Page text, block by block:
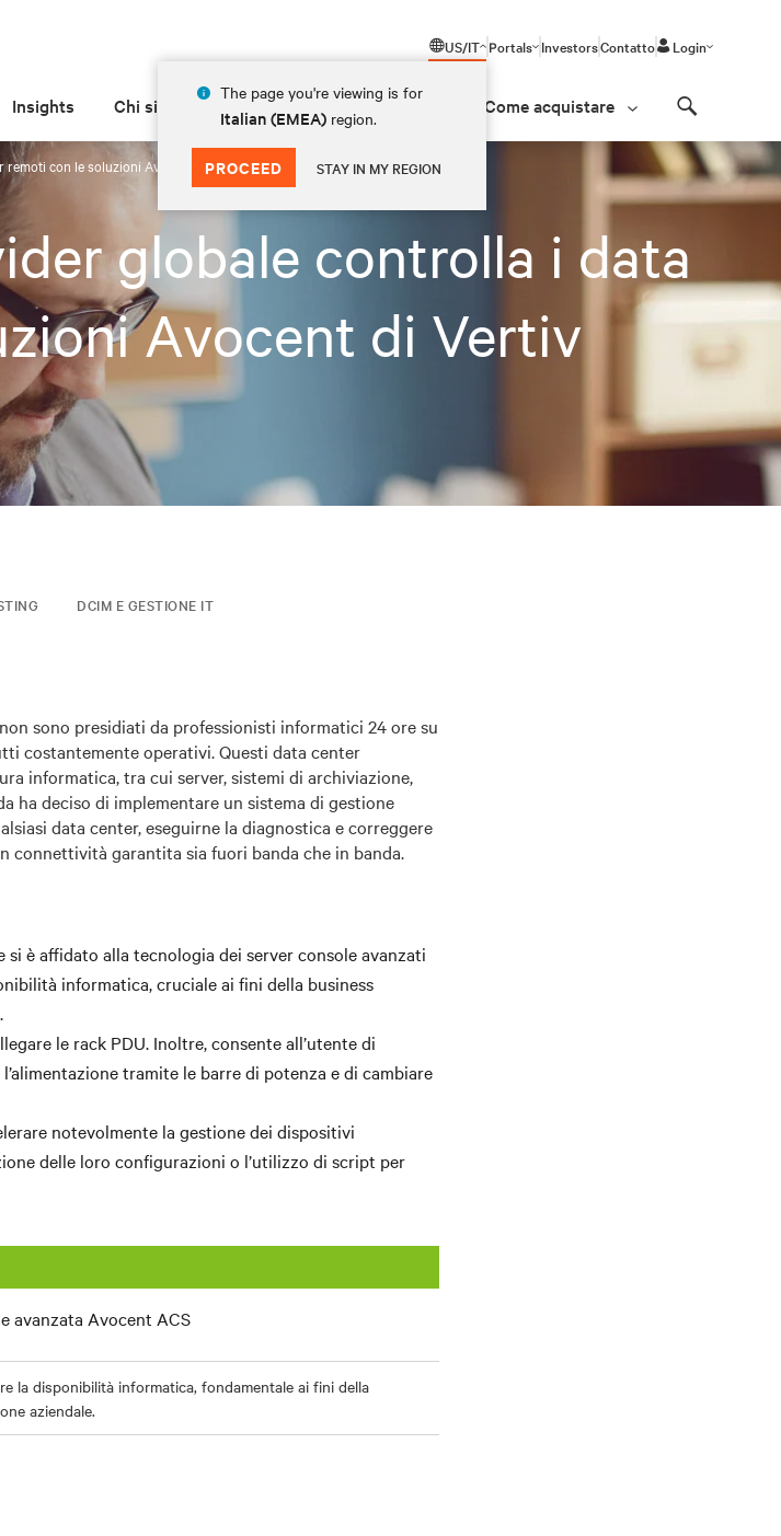
US/IT
The page you're viewing is for
Italian (EMEA) region.
PROCEED STAY IN MY REGION
Portals InvestorsContatto Login
Insights Chi siamo Come acquistare
remoti con le soluzioni Avocent di Vertiv
globale controlla i data
Avocent di Vertiv
DCIM E GESTIONE IT
sono presidiati da professionisti informatici 24 ore su
costantemente operativi. Questi data center
informatica, tra cui server, sistemi di archiviazione,
ha deciso di implementare un sistema di gestione
data center, eseguirne la diagnostica e correggere
connettività garantita sia fuori banda che in banda.
è affidato alla tecnologia dei server console avanzati
informatica, cruciale ai fini della business
le rack PDU. Inoltre, consente all’utente di
tramite le barre di potenza e di cambiare
notevolmente la gestione dei dispositivi
delle loro configurazioni o l’utilizzo di script per
avanzata Avocent ACS
la disponibilità informatica, fondamentale ai fini della
aziendale.